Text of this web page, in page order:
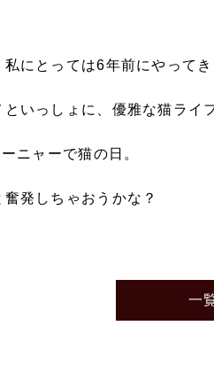
にとっては6年前にやってき
いっしょに、優雅な猫ライ
ニャーで猫の日。
発しちゃおうかな？
一